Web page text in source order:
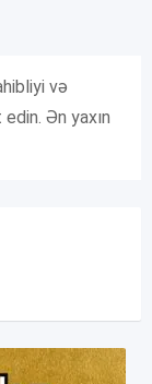
və
Ən yaxın